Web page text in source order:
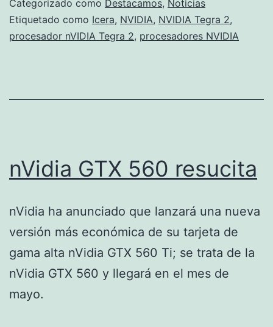
Categorizado como Destacamos, Noticias
Etiquetado como Icera, NVIDIA, NVIDIA Tegra 2,
procesador nVIDIA Tegra 2, procesadores NVIDIA
nVidia GTX 560 resucita
nVidia ha anunciado que lanzará una nueva
versión más económica de su tarjeta de
gama alta nVidia GTX 560 Ti; se trata de la
nVidia GTX 560 y llegará en el mes de
mayo.